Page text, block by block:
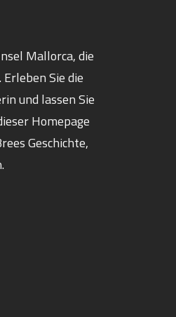
Mallorca, die
Sie die
und lassen Sie
Homepage
Geschichte,